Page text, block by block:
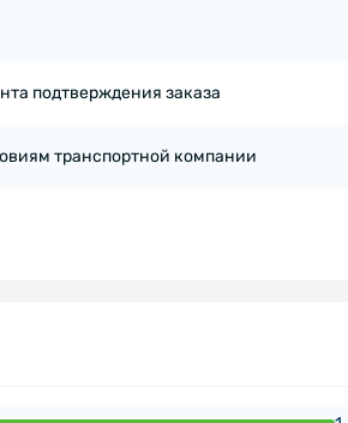
подтверждения заказа
транспортной компании